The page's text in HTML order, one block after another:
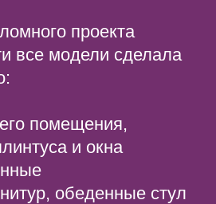
проекта
все модели сделала
помещения,
и окна
обеденные стул